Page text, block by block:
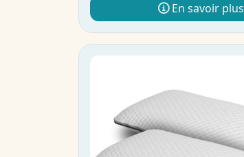
En savoir plus